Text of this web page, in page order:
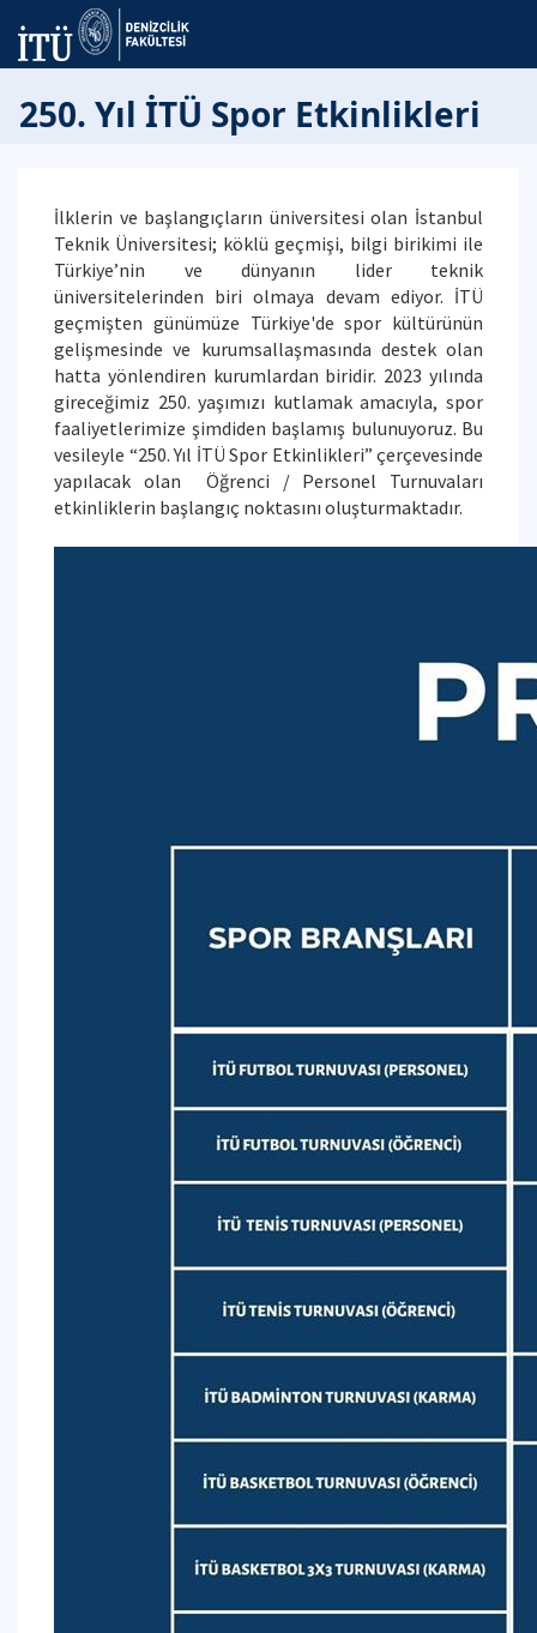
250. Yıl İTÜ Spor Etkinlikleri
İlklerin ve başlangıçların üniversitesi olan İstanbul
Teknik Üniversitesi; köklü geçmişi, bilgi birikimi ile
Türkiye’nin ve dünyanın lider teknik
üniversitelerinden biri olmaya devam ediyor. İTÜ
geçmişten günümüze Türkiye'de spor kültürünün
gelişmesinde ve kurumsallaşmasında destek olan
hatta yönlendiren kurumlardan biridir. 2023 yılında
gireceğimiz 250. yaşımızı kutlamak amacıyla, spor
faaliyetlerimize şimdiden başlamış bulunuyoruz. Bu
vesileyle “250. Yıl İTÜ Spor Etkinlikleri” çerçevesinde
yapılacak olan Öğrenci / Personel Turnuvaları
etkinliklerin başlangıç noktasını oluşturmaktadır.